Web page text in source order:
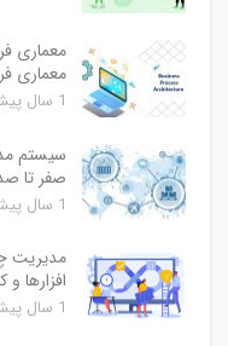
معماری
1 سال پیش
صفر تا
1 سال پیش
افزارها و
1 سال پیش